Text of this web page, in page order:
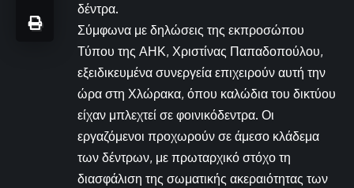
δέντρα.
Σύμφωνα με δηλώσεις της εκπροσώπου
Τύπου της ΑΗΚ, Χριστίνας Παπαδοπούλου,
εξειδικευμένα συνεργεία επιχειρούν αυτή την
ώρα στη Χλώρακα, όπου καλώδια του δικτύου
είχαν μπλεχτεί σε φοινικόδεντρα. Οι
εργαζόμενοι προχωρούν σε άμεσο κλάδεμα
των δέντρων, με πρωταρχικό στόχο τη
διασφάλιση της σωματικής ακεραιότητας των